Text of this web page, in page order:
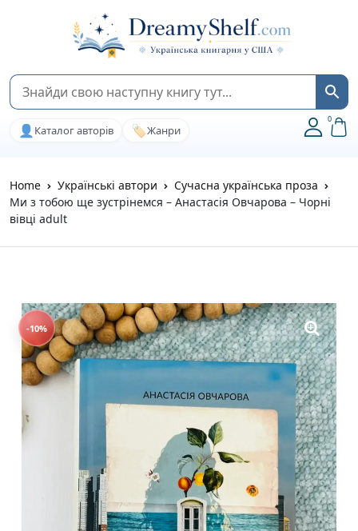
👤 Каталог авторів 🏷️Жанри
0
Home Українські автори
Сучасна українська проза
Ми з тобою ще зустрінемся – Анастасія Овчарова – Чорні
вівці adult
-10%